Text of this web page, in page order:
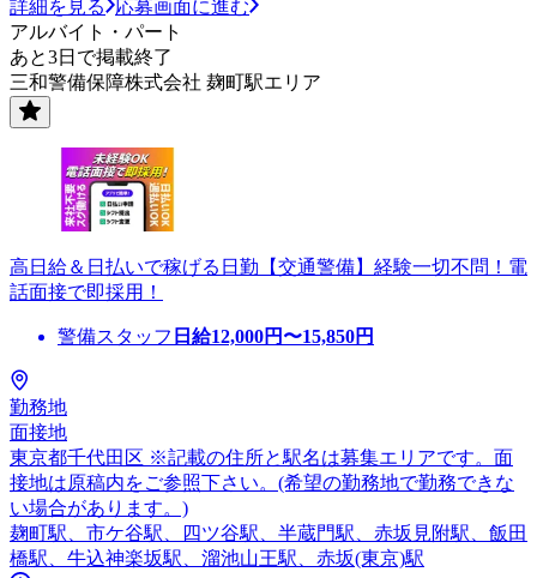
詳細を見る
応募画面に進む
アルバイト・パート
あと3日で掲載終了
三和警備保障株式会社 麹町駅エリア
高日給＆日払いで稼げる日勤【交通警備】経験一切不問！電
話面接で即採用！
警備スタッフ 日給12,000円〜15,850円
勤務地
面接地
東京都千代田区 ※記載の住所と駅名は募集エリアです。面
接地は原稿内をご参照下さい。(希望の勤務地で勤務できな
い場合があります。)
麹町駅、市ケ谷駅、四ツ谷駅、半蔵門駅、赤坂見附駅、飯田
橋駅、牛込神楽坂駅、溜池山王駅、赤坂(東京)駅